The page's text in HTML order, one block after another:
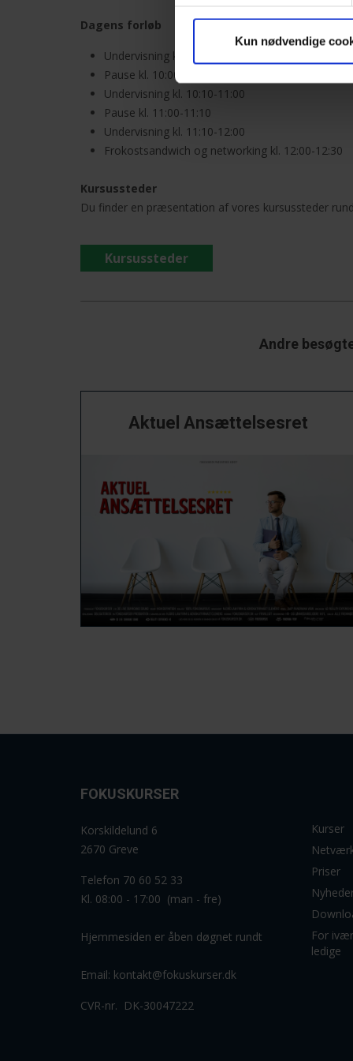
Kun nødvendige
Dagens forløb
Undervisning kl. 9:00-10:00
Pause kl. 10:00-10:10
Undervisning kl. 10:10-11:00
Pause kl. 11:00-11:10
Undervisning kl. 11:10-12:00
Frokostsandwich og networking kl. 12:00-12:30
Kursussteder
Du finder en præsentation af vores kursussteder
Kursussteder
Andre
Aktuel Ansættelsesret
bliver stadig mere reguleret, og arbejdsgivere
skal i dag navigere i så kompliceret og kompleks
Aktuel Ansættelsesret
FOKUSKURSER
Korskildelund 6
2670 Greve
Telefon 70 60 52 33
Kl. 08:00 - 17:00 (man - fre)
Hjemmesiden er åben døgnet rundt
Email: kontakt@fokuskurser.dk
CVR-nr. DK-30047222
Kurser
Priser
For
ledige